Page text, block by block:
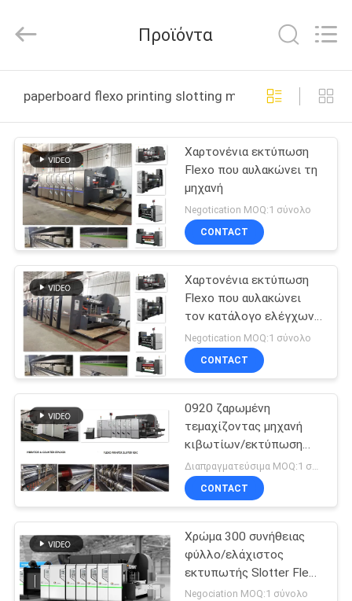
ΠΡΟΪΌΝΤΑ
ΒΊΝΤΕΟ
ΠΕΡΊΠΟΥ
ΕΜΕΊΣ
ΓΎΡΟΣ
ΕΡΓΟΣΤΑΣΊΩΝ
ΠΟΙΟΤΙΚΌΣ
ΈΛΕΓΧΟΣ
ΜΑΣ
ΕΛΆΤΕ
ΣΕ
ΕΠΑΦΉ
ΜΕ
Reserved.
Προϊόντα
paperboard flexo printing slotting machine
Χαρτονένια εκτύπωση
Flexo που αυλακώνει τη
μηχανή
Negotication MOQ:1 σύνολο
CONTACT
Χαρτονένια εκτύπωση
Flexo που αυλακώνει
τον κατάλογο ελέγχων
με σερβομηχανισμό
μηχανών
Negotication MOQ:1 σύνολο
CONTACT
0920 ζαρωμένη
τεμαχίζοντας μηχανή
κιβωτίων/εκτύπωση
χαρτοκιβωτίων που
αυλακώνει τη μηχανή
CONTACT
Χρώμα 300 συνήθειας
φύλλο/ελάχιστος
εκτυπωτής Slotter Flexo
με το σύστημα τροφών
Negociation MOQ:1 σύνολο